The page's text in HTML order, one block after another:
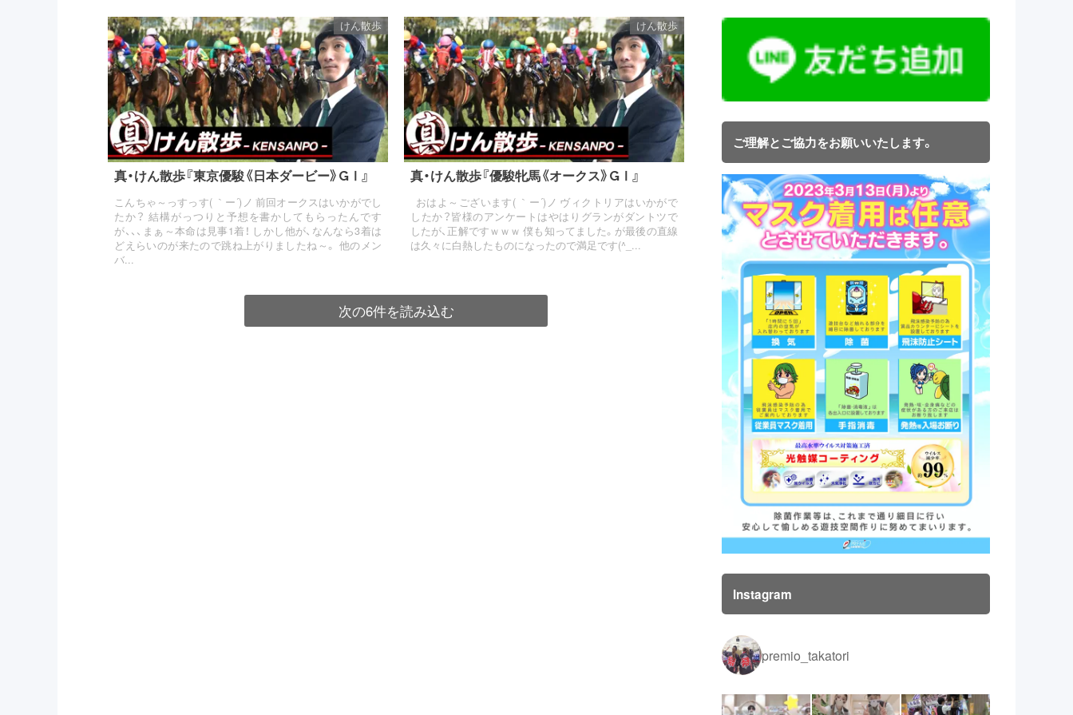
真・けん散歩『東京優駿《日本ダービー》GⅠ』
けん散歩
こんちゃ～っすっす( ｀ー´)ノ 前回オークスはいかがでし
たか？ 結構がっつりと予想を書かしてもらったんです
が、、、まぁ～本命は見事1着！ しかし他が、なんなら3着は
どえらいのが来たので跳ね上がりましたね～。 他のメン
バ...
真・けん散歩『優駿牝馬《オークス》GⅠ』
けん散歩
おはよ～ございます( ｀ー´)ノ ヴィクトリアはいかがで
したか？皆様のアンケートはやはりグランがダントツで
したが、正解ですｗｗｗ 僕も知ってました。が最後の直線
は久々に白熱したものになったので満足です(^_...
次の6件を読み込む
ご理解とご協力をお願いいたします。
Instagram
premio_takatori